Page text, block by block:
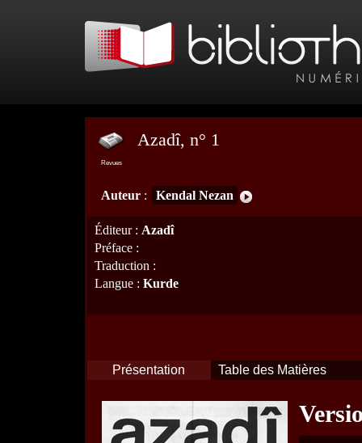
Revues
Azadî, n° 1
Auteur : Kendal Nezan
Éditeur: Azadî
Préface :
Traduction :
Langue : Kurde
Présentation Table des Matières